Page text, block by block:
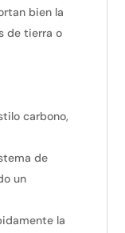
bien la
de tierra o
carbono,
de
un
la